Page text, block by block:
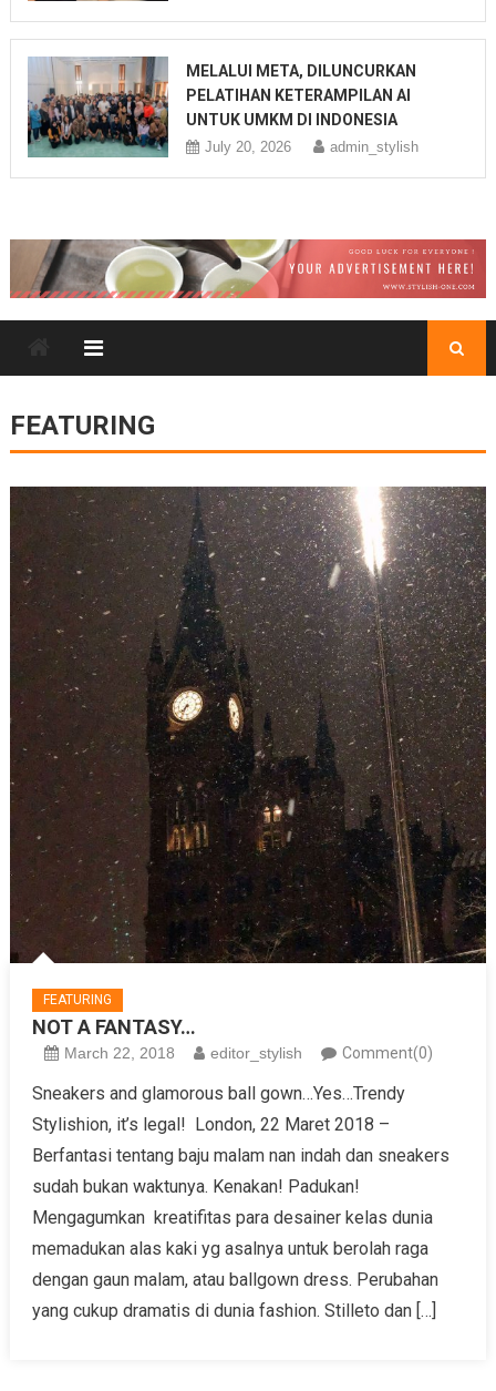
MELALUI META, DILUNCURKAN
PELATIHAN KETERAMPILAN AI
UNTUK UMKM DI INDONESIA
July 20, 2026 admin_stylish
FEATURING
FEATURING
NOT A FANTASY…
March 22, 2018 editor_stylish Comment(0)
Sneakers and glamorous ball gown…Yes…Trendy
Stylishion, it’s legal! London, 22 Maret 2018 –
Berfantasi tentang baju malam nan indah dan sneakers
sudah bukan waktunya. Kenakan! Padukan!
Mengagumkan kreatifitas para desainer kelas dunia
memadukan alas kaki yg asalnya untuk berolah raga
dengan gaun malam, atau ballgown dress. Perubahan
yang cukup dramatis di dunia fashion. Stilleto dan […]